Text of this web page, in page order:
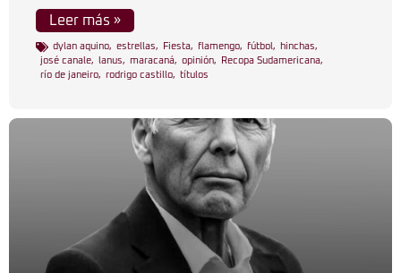
Leer más »
dylan aquino, estrellas, Fiesta, flamengo, fútbol , hinchas,
josé canale, lanus, maracaná, opinión, Recopa Sudamericana,
río de janeiro, rodrigo castillo, títulos